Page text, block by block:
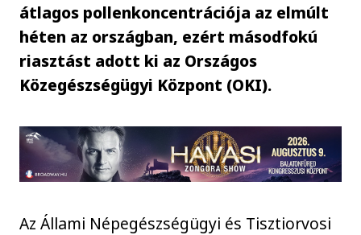
átlagos pollenkoncentrációja az elmúlt
héten az országban, ezért másodfokú
riasztást adott ki az Országos
Közegészségügyi Központ (OKI).
Az Állami Népegészségügyi és Tisztiorvosi